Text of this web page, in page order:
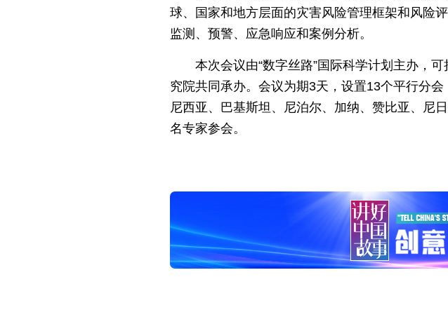
球、国家和地方层面的灾害风险管理框架和风险
监测、预警、应急响应和案例分析。
本次会议由“数字丝路”国际科学计划主办，
究院共同承办。会议为期3天，设置13个平行分
尼西亚、巴基斯坦、尼泊尔、加纳、赞比亚、尼
名专家参会。